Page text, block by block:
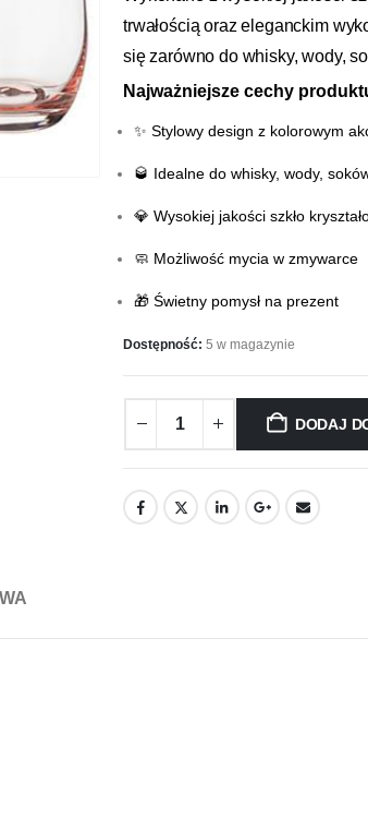
trwałością oraz eleganckim
się zarówno do whisky, wody,
Najważniejsze cechy
✨ Stylowy design z kolorowym
🥃 Idealne do whisky, wody,
💎 Wysokiej jakości szkło
🧼 Możliwość mycia w zmywarce
🎁 Świetny pomysł na prezent
Dostępność: 5 w magazynie
DODAJ